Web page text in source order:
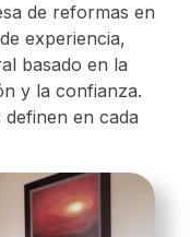
de reformas en
experiencia,
basado en la
y la confianza.
en cada